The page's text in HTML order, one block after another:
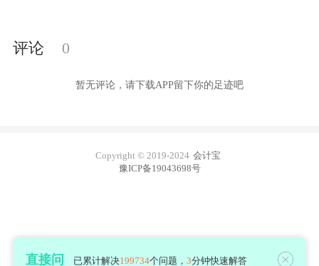
评论 0
暂无评论，请下载APP留下你的足迹吧
Copyright © 2019-2024 会计宝
豫ICP备19043698号
直接问 已累计解决199734个问题， 3分钟快速解答